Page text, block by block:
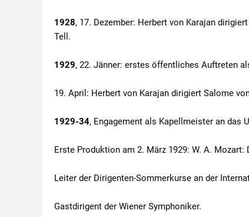
1928, 17. Dezember: Herbert von Karajan
Tell.
1929, 22. Jänner: erstes öffentliches Auftreten
19. April: Herbert von Karajan dirigiert Salome
1929-34, Engagement als Kapellmeister an das
Erste Produktion am 2. März 1929: W. A. Mozart:
Leiter der Dirigenten-Sommerkurse an der
Gastdirigent der Wiener Symphoniker.